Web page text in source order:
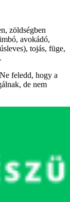
zöldségben
avokádó,
tojás, füge,
feledd, hogy a
de nem